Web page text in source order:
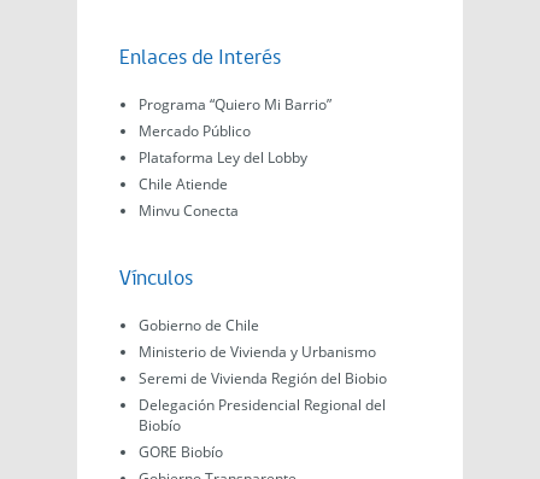
Enlaces de Interés
Programa “Quiero Mi Barrio”
Mercado Público
Plataforma Ley del Lobby
Chile Atiende
Minvu Conecta
Vínculos
Gobierno de Chile
Ministerio de Vivienda y Urbanismo
Seremi de Vivienda Región del Biobio
Delegación Presidencial Regional del
Biobío
GORE Biobío